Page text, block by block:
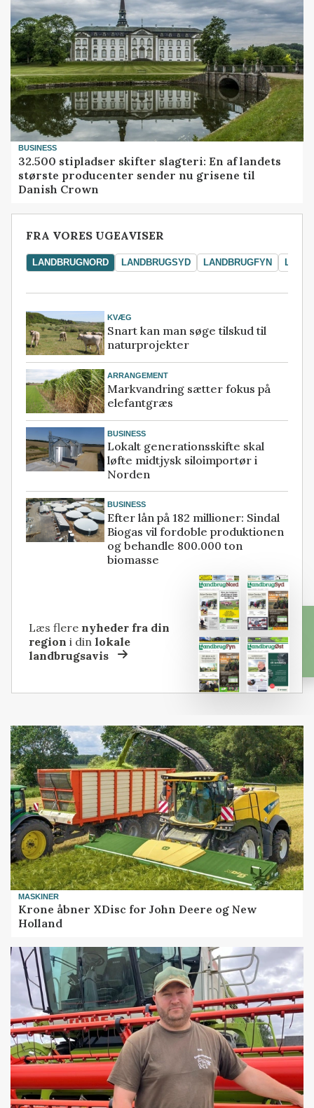
BUSINESS
32.500 stipladser skifter slagteri: En af landets
største producenter sender nu grisene til
Danish Crown
FRA VORES UGEAVISER
LANDBRUGNORD LANDBRUGSYD LANDBRUGFYN
KVÆG
Snart kan man søge tilskud til
naturprojekter
ARRANGEMENT
Markvandring sætter fokus på
elefantgræs
BUSINESS
Lokalt generationsskifte skal
løfte midtjysk siloimportør i
Norden
BUSINESS
Efter lån på 182 millioner: Sindal
Biogas vil fordoble produktionen
og behandle 800.000 ton
biomasse
Læs flere nyheder fra din
region i dinlokale
landbrugsavis
MASKINER
Krone åbner XDisc for John Deere og New
Holland